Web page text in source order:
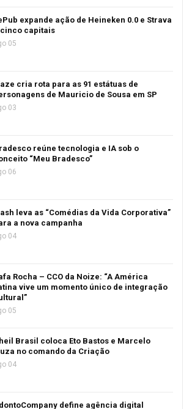
expande ação de Heineken 0.0 e Strava
capitais
05
cria rota para as 91 estátuas de
de Mauricio de Sousa em SP
03
reúne tecnologia e IA sob o
“Meu Bradesco”
06
leva as “Comédias da Vida Corporativa”
a nova campanha
04
Rocha – CCO da Noize: “A América
vive um momento único de integração
05
Brasil coloca Eto Bastos e Marcelo
no comando da Criação
04
define agência digital